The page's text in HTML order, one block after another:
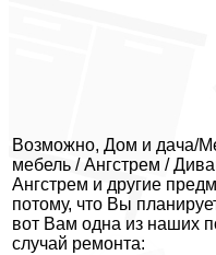
Возможно, Дом и дача/
мебель / Ангстрем /
Ангстрем и другие
потому, что Вы
вот Вам одна из наших
случай ремонта: